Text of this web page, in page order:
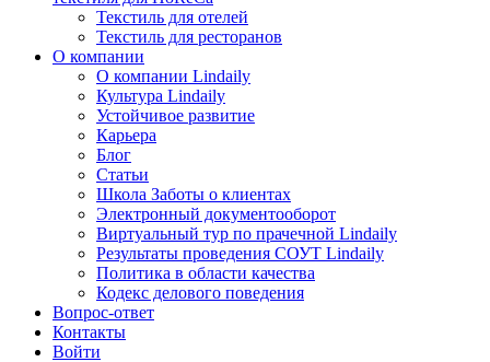
Текстиль для отелей
Текстиль для ресторанов
О компании
О компании Lindaily
Культура Lindaily
Устойчивое развитие
Карьера
Блог
Статьи
Школа Заботы о клиентах
Электронный документооборот
Виртуальный тур по прачечной Lindaily
Результаты проведения СОУТ Lindaily
Политика в области качества
Кодекс делового поведения
Вопрос-ответ
Контакты
Войти